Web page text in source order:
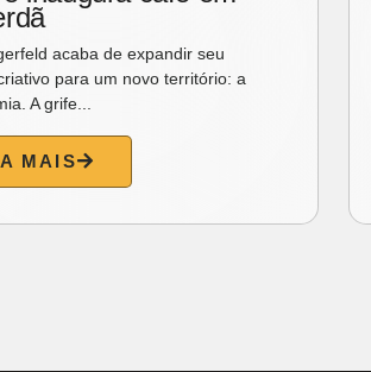
acaba de expandir seu
para um novo território: a
A grife...
MAIS